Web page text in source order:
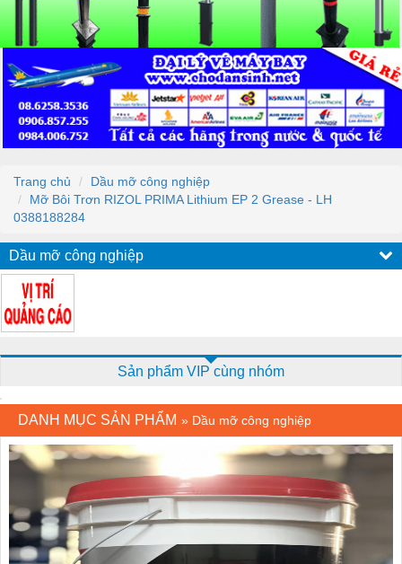
Trang chủ
Dầu mỡ công nghiệp
Mỡ Bôi Trơn RIZOL PRIMA Lithium EP 2 Grease - LH
0388188284
Dầu mỡ công nghiệp
Sản phẩm VIP cùng nhóm
DANH MỤC SẢN PHẨM » Dầu mỡ công nghiệp